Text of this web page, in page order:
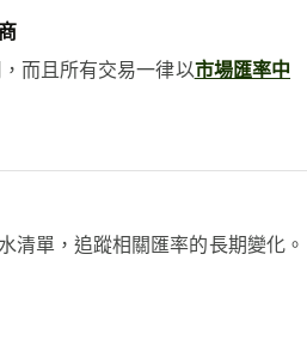
而且所有交易一律以市場匯率中
清單，追蹤相關匯率的長期變化。